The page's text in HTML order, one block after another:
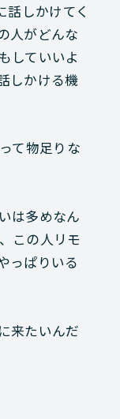
しかけてく
人がどんな
していいよ
しかける機
て物足りな
は多めなん
この人リモ
っぱりいる
来たいんだ